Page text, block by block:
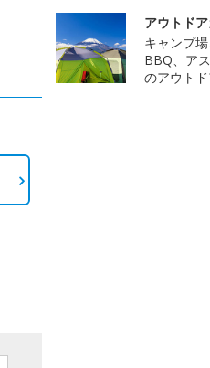
アウトド
キャンプ
BBQ、ア
のアウト